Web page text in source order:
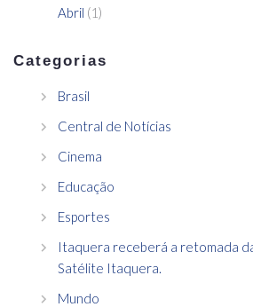
Abril (1)
Categorias
Brasil
Central de Notícias
Cinema
Educação
Esportes
Itaquera receberá a retomada
Satélite Itaquera.
Mundo